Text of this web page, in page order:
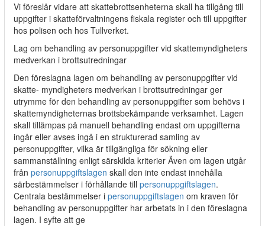
Vi föreslår vidare att skattebrottsenheterna skall ha tillgång till
uppgifter i skatteförvaltningens fiskala register och till uppgifter
hos polisen och hos Tullverket.
Lag om behandling av personuppgifter vid skattemyndigheters
medverkan i brottsutredningar
Den föreslagna lagen om behandling av personuppgifter vid
skatte- myndigheters medverkan i brottsutredningar ger
utrymme för den behandling av personuppgifter som behövs i
skattemyndigheternas brottsbekämpande verksamhet. Lagen
skall tillämpas på manuell behandling endast om uppgifterna
ingår eller avses ingå i en strukturerad samling av
personuppgifter, vilka är tillgängliga för sökning eller
sammanställning enligt särskilda kriterier Även om lagen utgår
från personuppgiftslagen skall den inte endast innehålla
särbestämmelser i förhållande till personuppgiftslagen.
Centrala bestämmelser i personuppgiftslagen om kraven för
behandling av personuppgifter har arbetats in i den föreslagna
lagen. I syfte att ge